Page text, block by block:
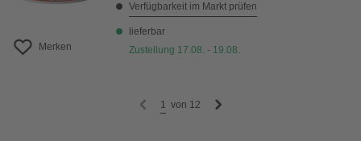
Merken
Verfügbarkeit im Markt prüfen
lieferbar
Zustellung 17.08. - 19.08.
1 von 12